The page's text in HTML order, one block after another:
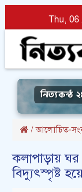
Thu, 06
নিত্যকন্ঠ
/আলোচিত-
কলাপাড়ায়
বিদ্যুৎস্পৃষ্ট